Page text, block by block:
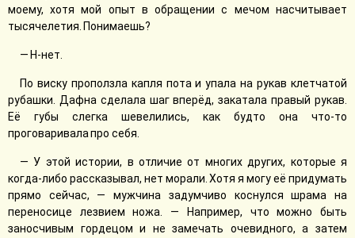
моему, хотя мой опыт в обращении с мечом насчитывает
тысячелетия. Понимаешь?
— Н-нет.
По виску проползла капля пота и упала на рукав клетчатой
рубашки. Дафна сделала шаг вперёд, закатала правый рукав.
Её губы слегка шевелились, как будто она что-то
проговаривала про себя.
— У этой истории, в отличие от многих других, которые я
когда-либо рассказывал, нет морали. Хотя я могу её придумать
прямо сейчас, — мужчина задумчиво коснулся шрама на
переносице лезвием ножа. — Например, что можно быть
заносчивым гордецом и не замечать очевидного, а затем